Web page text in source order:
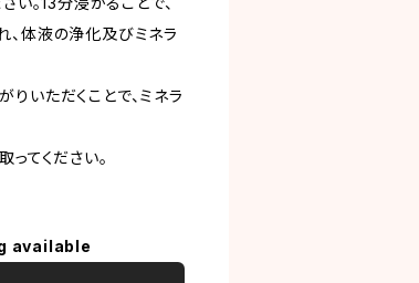
、体液の浄化及びミネラ
いただくことで、ミネラ
てください。
available